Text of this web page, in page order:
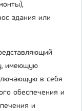
здания или
имеющую
в себя
обеспечения и
и